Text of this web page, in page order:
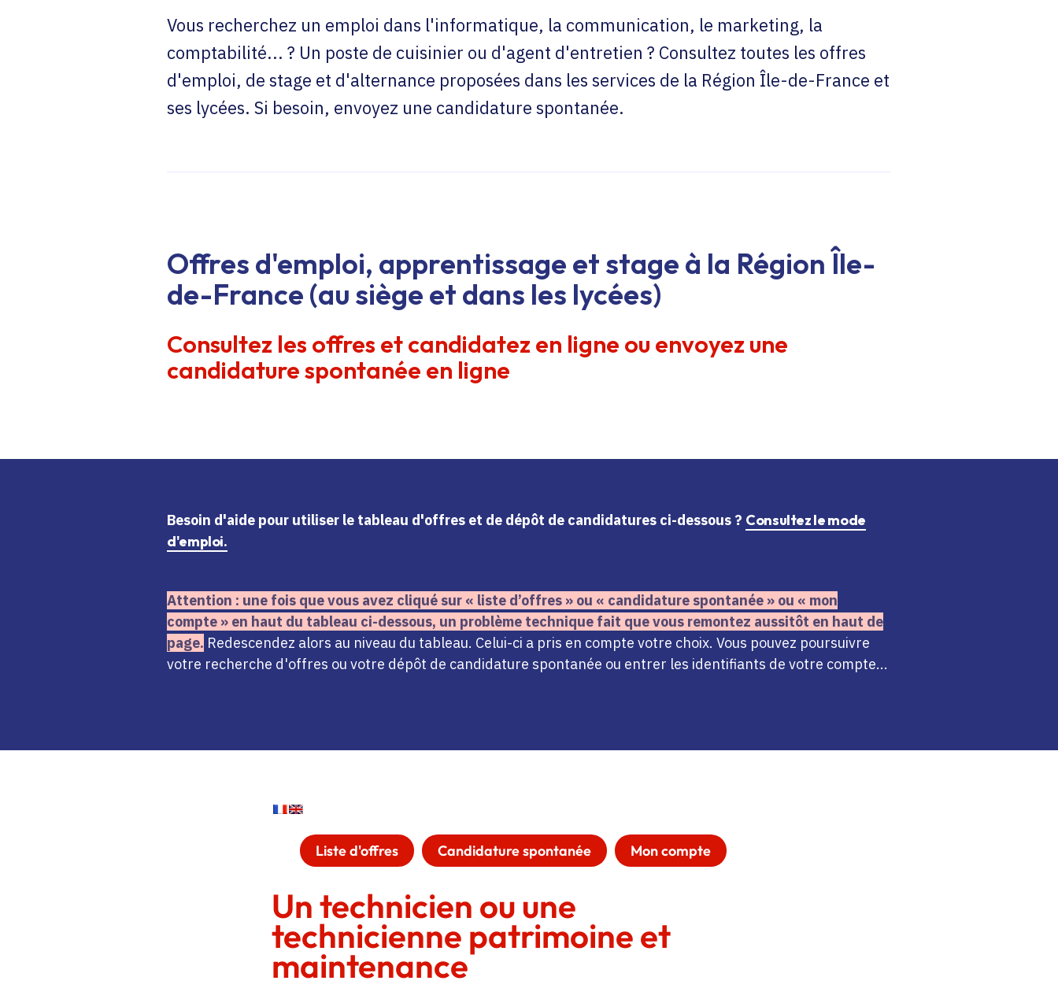
Vous recherchez un emploi dans l'informatique, la communication, le marketing, la
comptabilité... ? Un poste de cuisinier ou d'agent d'entretien ? Consultez toutes les offres
d'emploi, de stage et d'alternance proposées dans les services de la Région Île-de-France et
ses lycées. Si besoin, envoyez une candidature spontanée.
Offres d'emploi, apprentissage et stage à la Région Île-
de-France (au siège et dans les lycées)
Consultez les offres et candidatez en ligne ou envoyez une
candidature spontanée en ligne
Besoin d'aide pour utiliser le tableau d'offres et de dépôt de candidatures ci-dessous ? Consultez le mode
d'emploi.
Attention : une fois que vous avez cliqué sur « liste d’offres » ou « candidature spontanée » ou « mon
compte » en haut du tableau ci-dessous, un problème technique fait que vous remontez aussitôt en haut de
page. Redescendez alors au niveau du tableau. Celui-ci a pris en compte votre choix. Vous pouvez poursuivre
votre recherche d'offres ou votre dépôt de candidature spontanée ou entrer les identifiants de votre compte...